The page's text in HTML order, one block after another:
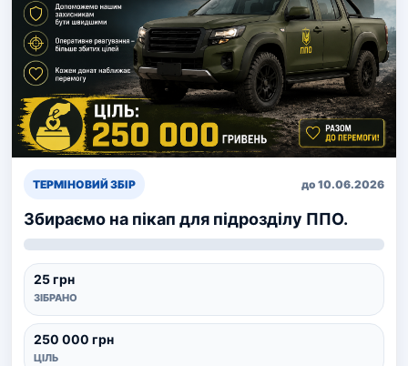
ТЕРМІНОВИЙ ЗБІР до 10.06.2026
Збираємо на пікап для підрозділу ППО.
25 грн
ЗІБРАНО
250 000 грн
ЦІЛЬ